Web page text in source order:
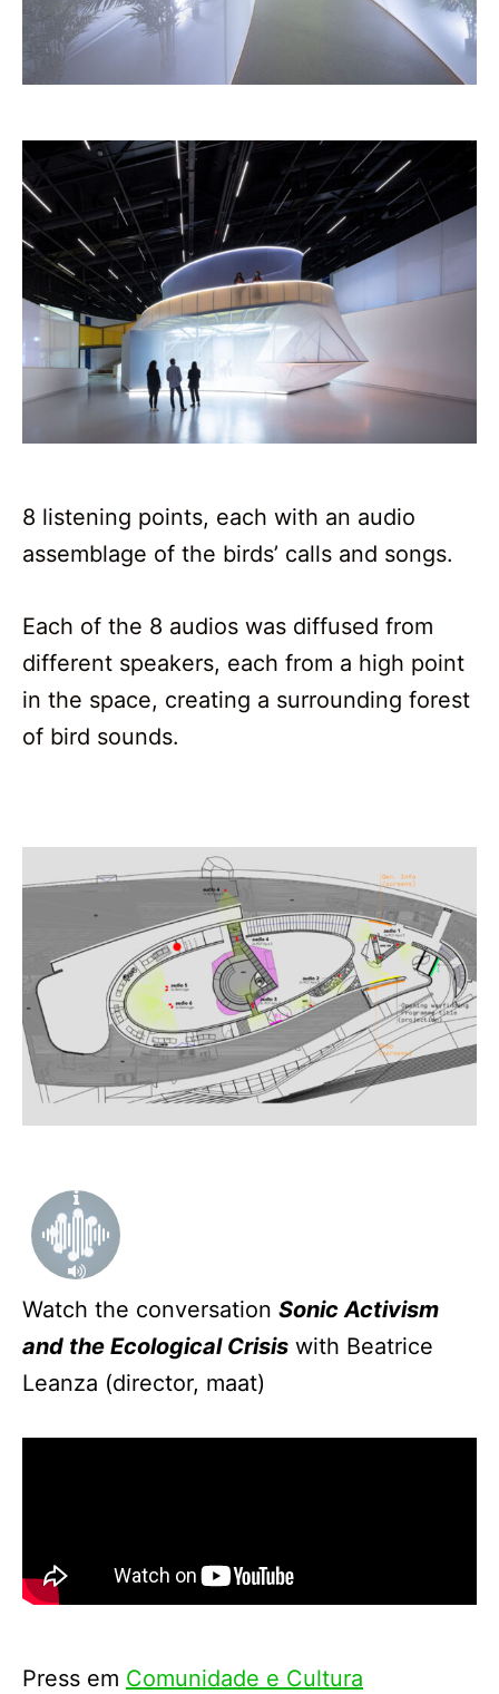
8 listening points, each with an audio
assemblage of the birds’ calls and songs.
Each of the 8 audios was diffused from
different speakers, each from a high point
in the space, creating a surrounding forest
of bird sounds.
Watch the conversation Sonic Activism
and the Ecological Crisis with Beatrice
Leanza (director, maat)
Press em Comunidade e Cultura